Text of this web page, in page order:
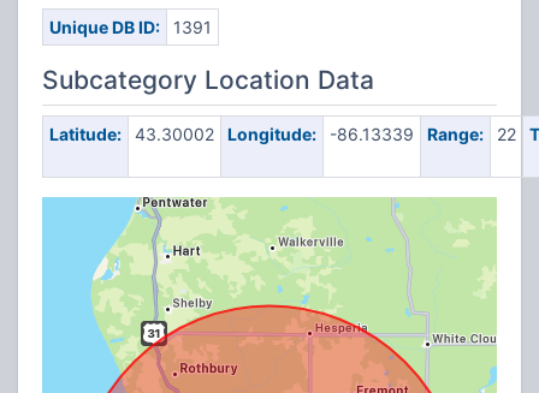
Unique DB ID: 1391
Subcategory Location Data
Latitude: 43.30002 Longitude: -86.13339 Range: 22